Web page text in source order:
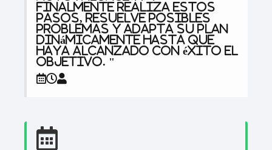
finalmente realiza estos
pasos, resuelve posibles
problemas y adapta su plan
dinámicamente hasta que
haya alcanzado con éxito el
objetivo. "